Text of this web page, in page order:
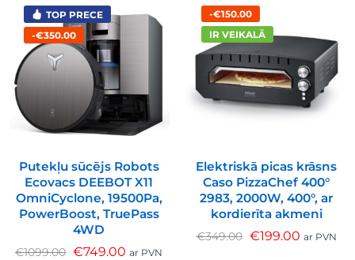
TOP PRECE
-€350.00
Putekļu sūcējs Robots
Ecovacs DEEBOT X11
OmniCyclone, 19500Pa,
PowerBoost, TruePass
4WD
€1099.00 €749.00 ar PVN
-€150.00
IR VEIKALĀ
Elektriskā picas krāsns
Caso PizzaChef 400°
2983, 2000W, 400°, ar
kordierīta akmeni
€349.00 €199.00 ar PVN